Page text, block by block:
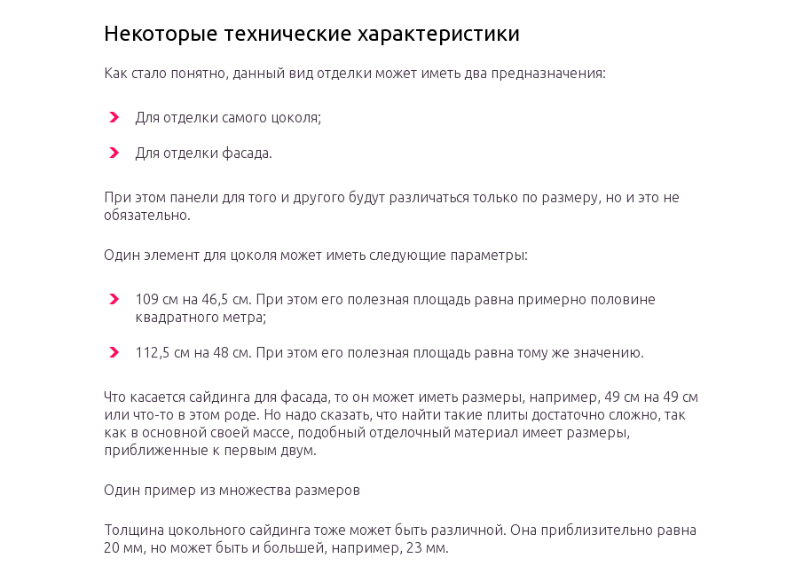
Некоторые технические характеристики
Как стало понятно, данный вид отделки может иметь два предназначения:
Для отделки самого цоколя;
Для отделки фасада.
При этом панели для того и другого будут различаться только по размеру, но и это не
обязательно.
Один элемент для цоколя может иметь следующие параметры:
109 см на 46,5 см. При этом его полезная площадь равна примерно половине
квадратного метра;
112,5 см на 48 см. При этом его полезная площадь равна тому же значению.
Что касается сайдинга для фасада, то он может иметь размеры, например, 49 см на 49 см
или что-то в этом роде. Но надо сказать, что найти такие плиты достаточно сложно, так
как в основной своей массе, подобный отделочный материал имеет размеры,
приближенные к первым двум.
Один пример из множества размеров
Толщина цокольного сайдинга тоже может быть различной. Она приблизительно равна
20 мм, но может быть и большей, например, 23 мм.